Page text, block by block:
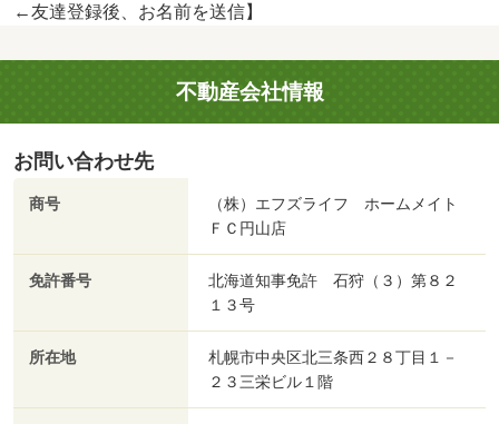
←友達登録後、お名前を送信】
不動産会社情報
お問い合わせ先
商号
（株）エフズライフ ホームメイト
ＦＣ円山店
免許番号
北海道知事免許 石狩（３）第８２
１３号
所在地
札幌市中央区北三条西２８丁目１－
２３三栄ビル１階